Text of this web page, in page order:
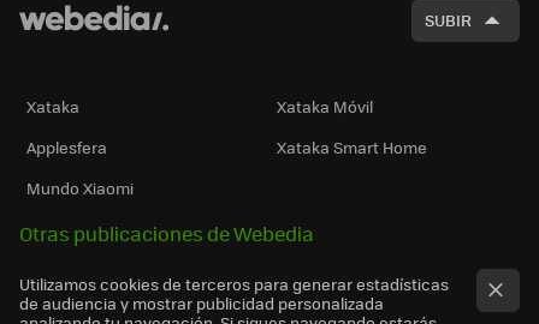
SUBIR
Xataka
Xataka Móvil
Applesfera
Xataka Smart Home
Mundo Xiaomi
Otras publicaciones de Webedia
Utilizamos cookies de terceros para generar estadísticas
de audiencia y mostrar publicidad personalizada